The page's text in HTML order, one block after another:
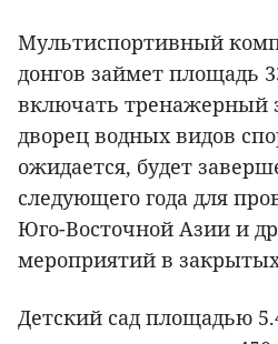
Мультиспортивный
донгов займет площадь
включать тренажерный
дворец водных видов
ожидается, будет
следующего года для
Юго-Восточной Азии и
мероприятий в
Детский сад площадью